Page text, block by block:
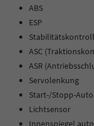
ABS
ESP
ASC
ASR
Servolenkung
Start-/Stopp-
Lichtsensor
Innenspiegel